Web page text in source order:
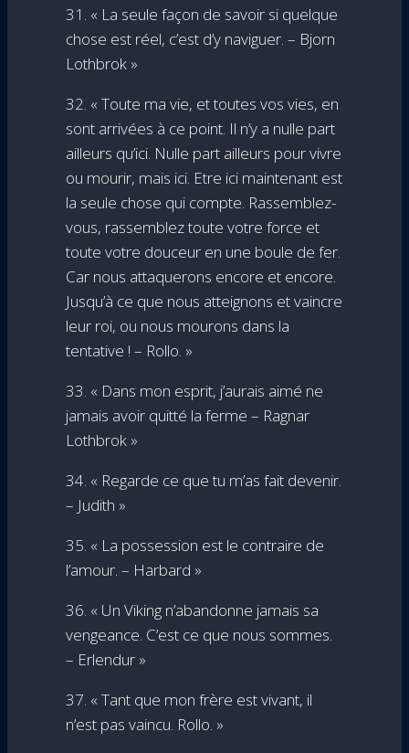
31. « La seule façon de savoir si quelque
chose est réel, c’est d’y naviguer. – Bjorn
Lothbrok »
32. « Toute ma vie, et toutes vos vies, en
sont arrivées à ce point. Il n’y a nulle part
ailleurs qu’ici. Nulle part ailleurs pour vivre
ou mourir, mais ici. Etre ici maintenant est
la seule chose qui compte. Rassemblez-
vous, rassemblez toute votre force et
toute votre douceur en une boule de fer.
Car nous attaquerons encore et encore.
Jusqu’à ce que nous atteignons et vaincre
leur roi, ou nous mourons dans la
tentative ! – Rollo. »
33. « Dans mon esprit, j’aurais aimé ne
jamais avoir quitté la ferme – Ragnar
Lothbrok »
34. « Regarde ce que tu m’as fait devenir.
– Judith »
35. « La possession est le contraire de
l’amour. – Harbard »
36. « Un Viking n’abandonne jamais sa
vengeance. C’est ce que nous sommes.
– Erlendur »
37. « Tant que mon frère est vivant, il
n’est pas vaincu. Rollo. »